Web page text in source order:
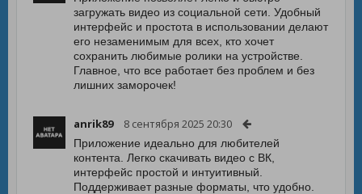
загружать видео из социальной сети. Удобный
интерфейс и простота в использовании делают
его незаменимым для всех, кто хочет
сохранить любимые ролики на устройстве.
Главное, что все работает без проблем и без
лишних заморочек!
anrik89 8 сентября 2025 20:30
Приложение идеально для любителей
контента. Легко скачивать видео с ВК,
интерфейс простой и интуитивный.
Поддерживает разные форматы, что удобно.